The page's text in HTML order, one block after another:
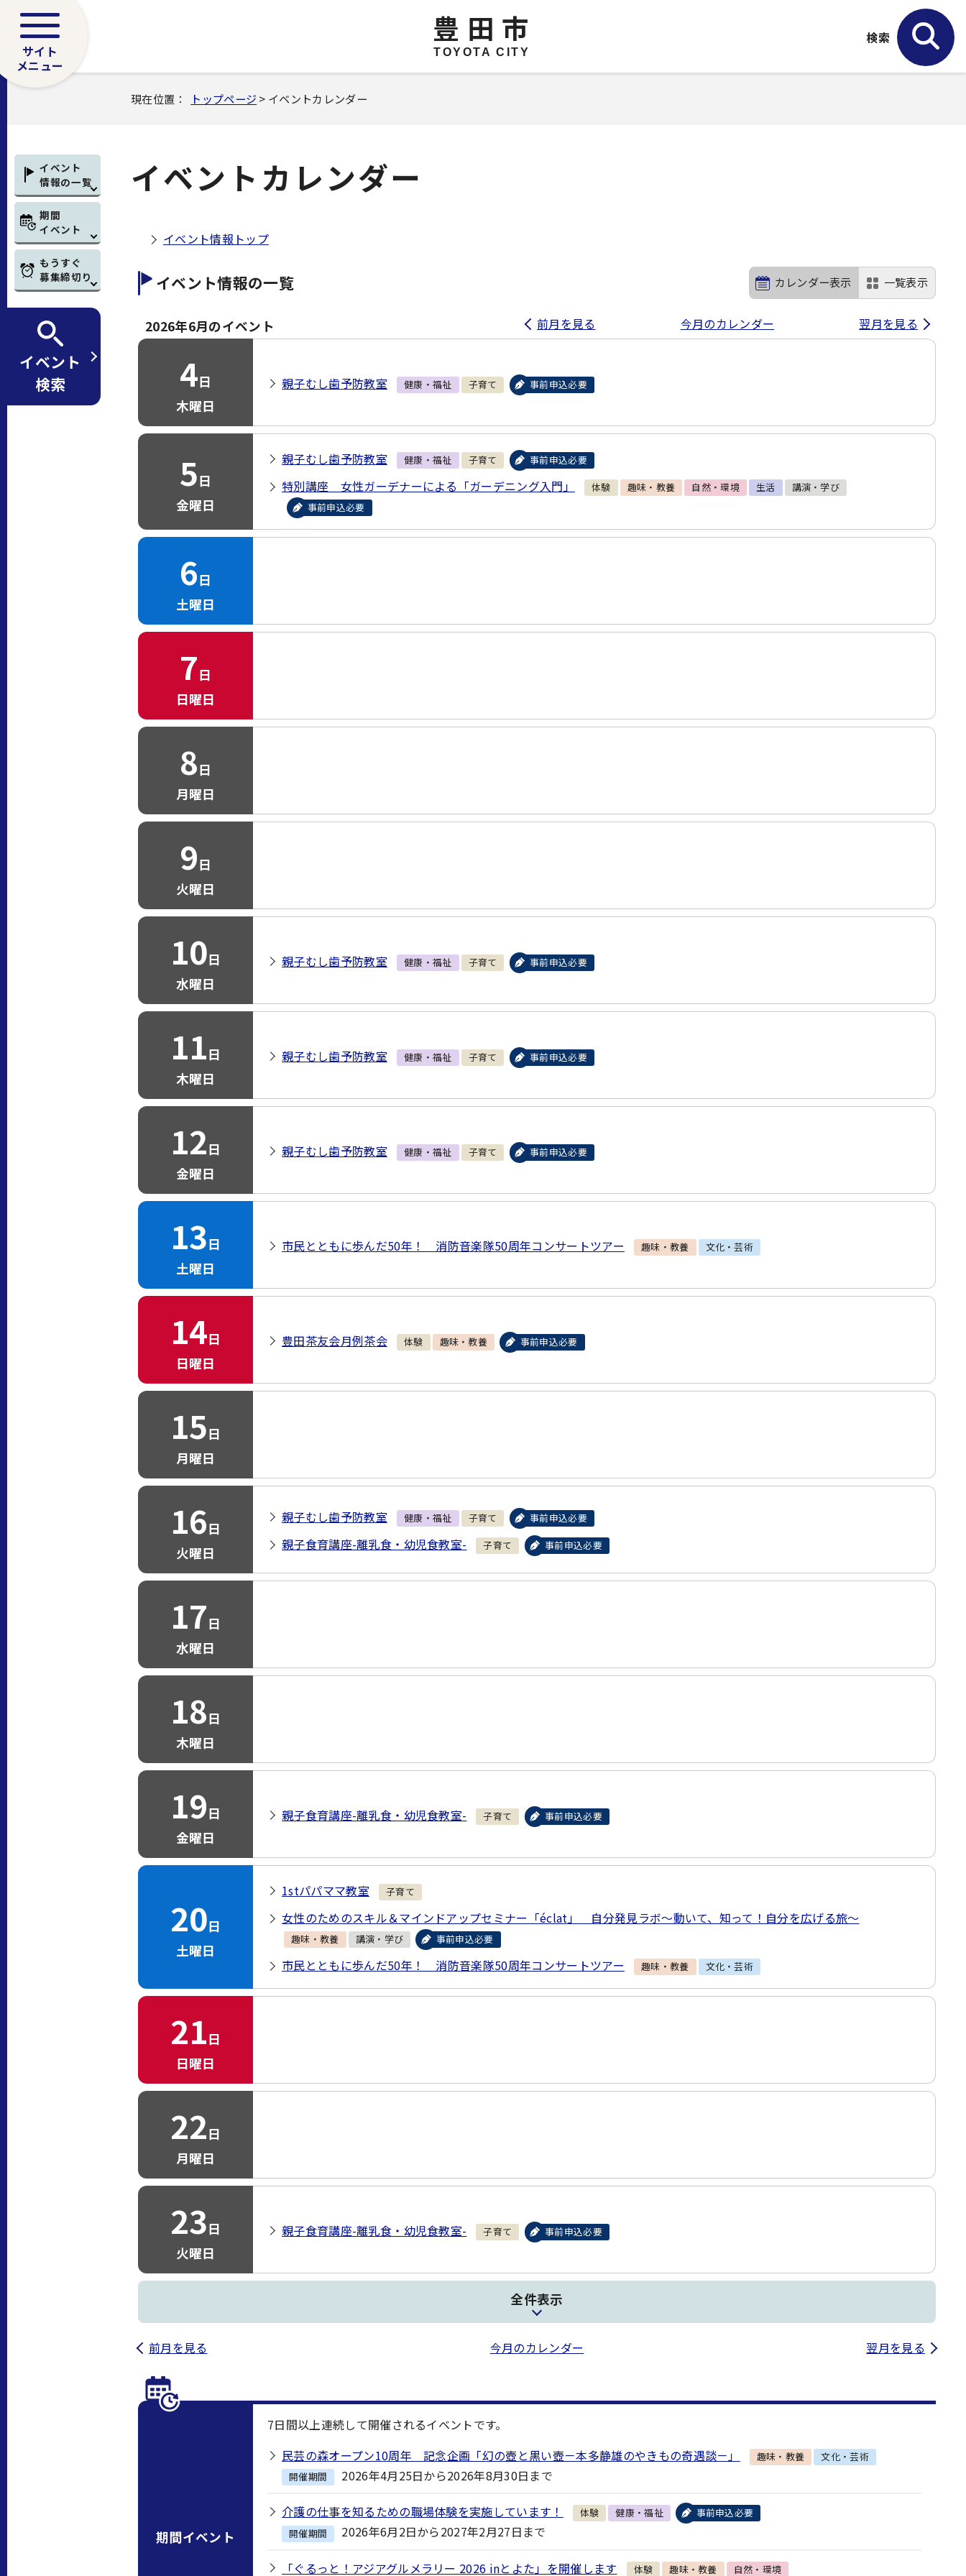
豊田市
TOYOTA CITY
サイト
メニュー
検索
現在位置： トップページ > イベントカレンダー
イベントカレンダー
イベント情報トップ
イベント
情報の一覧
期間
イベント
もうすぐ
募集締切り
イベント
検索
イベント情報の一覧 カレンダー表示 一覧表示
前月を見る 今月のカレンダー 翌月を見る
2026年6月のイベント
4日
木曜日
親子むし歯予防教室 健康・福祉 子育て 事前申込必要
5日
金曜日
親子むし歯予防教室 健康・福祉 子育て 事前申込必要
特別講座 女性ガーデナーによる「ガーデニング入門」 体験 趣味・教養 自然・環境 生活
講演・学び
事前申込必要
6日
土曜日
7日
日曜日
8日
月曜日
9日
火曜日
10日
水曜日
親子むし歯予防教室 健康・福祉 子育て 事前申込必要
11日
木曜日
親子むし歯予防教室 健康・福祉 子育て 事前申込必要
12日
金曜日
親子むし歯予防教室 健康・福祉 子育て 事前申込必要
13日
土曜日
市民とともに歩んだ50年！ 消防音楽隊50周年コンサートツアー 趣味・教養 文化・芸術
14日
日曜日
豊田茶友会月例茶会 体験 趣味・教養 事前申込必要
15日
月曜日
16日
火曜日
親子むし歯予防教室 健康・福祉 子育て 事前申込必要
親子食育講座-離乳食・幼児食教室- 子育て 事前申込必要
17日
水曜日
18日
木曜日
19日
金曜日
親子食育講座-離乳食・幼児食教室- 子育て 事前申込必要
20日
土曜日
1stパパママ教室 子育て
女性のためのスキル＆マインドアップセミナー「éclat」 自分発見ラボ～動いて、知って！自分を広げる旅～
趣味・教養 講演・学び 事前申込必要
市民とともに歩んだ50年！ 消防音楽隊50周年コンサートツアー 趣味・教養 文化・芸術
21日
日曜日
22日
月曜日
23日
火曜日
親子食育講座-離乳食・幼児食教室- 子育て 事前申込必要
全件表示
前月を見る 今月のカレンダー 翌月を見る
期間イベント
7日間以上連続して開催されるイベントです。
民芸の森オープン10周年 記念企画「幻の壺と黒い壺－本多静雄のやきもの奇遇談－」
趣味・教養
文化・芸術
開催期間
2026年4月25日から2026年8月30日まで
介護の仕事を知るための職場体験を実施しています！ 体験 健康・福祉
事前申込必要
開催期間
2026年6月2日から2027年2月27日まで
「ぐるっと！アジアグルメラリー 2026 inとよた」を開催します 体験 趣味・教養 自然・環境